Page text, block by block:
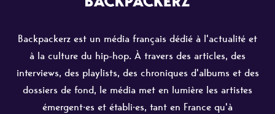
Backpackerz est un média français dédié à l'actualité et
à la culture du hip-hop. À travers des articles, des
interviews, des playlists, des chroniques d'albums et des
dossiers de fond, le média met en lumière les artistes
émergent·es et établi·es, tant en France qu'à